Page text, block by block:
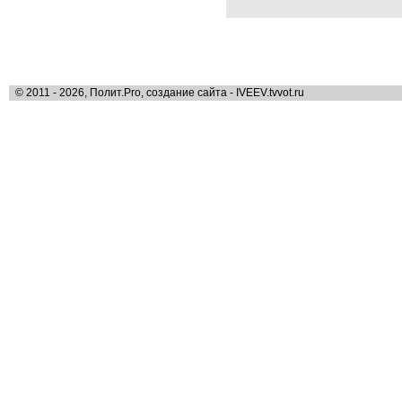
© 2011 - 2026, Полит.Pro, создание сайта - IVEEV.tvvot.ru